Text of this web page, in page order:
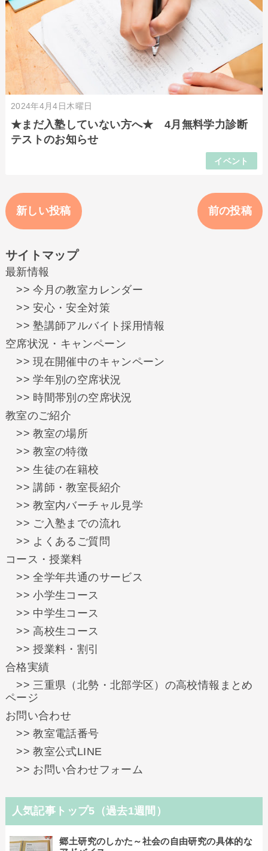
2024年4月4日木曜日
★まだ入塾していない方へ★ 4月無料学力診断
テストのお知らせ
イベント
新しい投稿 前の投稿
サイトマップ
最新情報
>> 今月の教室カレンダー
>> 安心・安全対策
>> 塾講師アルバイト採用情報
空席状況・キャンペーン
>> 現在開催中のキャンペーン
>> 学年別の空席状況
>> 時間帯別の空席状況
教室のご紹介
>> 教室の場所
>> 教室の特徴
>> 生徒の在籍校
>> 講師・教室長紹介
>> 教室内バーチャル見学
>> ご入塾までの流れ
>> よくあるご質問
コース・授業料
>> 全学年共通のサービス
>> 小学生コース
>> 中学生コース
>> 高校生コース
>> 授業料・割引
合格実績
>> 三重県（北勢・北部学区）の高校情報まとめ
ページ
お問い合わせ
>> 教室電話番号
>> 教室公式LINE
>> お問い合わせフォーム
人気記事トップ5（過去1週間）
郷土研究のしかた～社会の自由研究の具体的な